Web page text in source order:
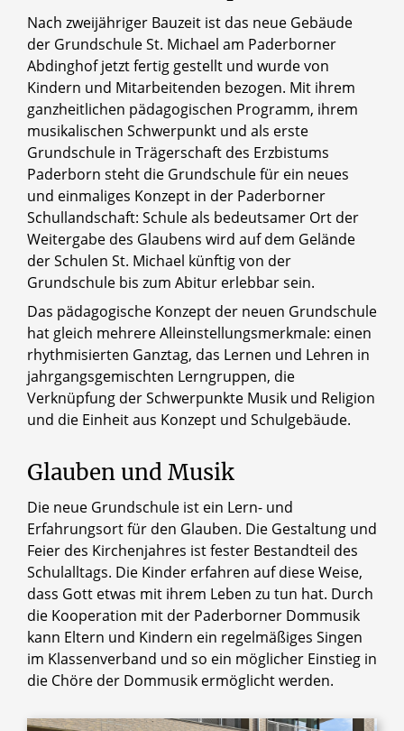
Nach zweijähriger Bauzeit ist das neue Gebäude
der Grundschule St. Michael am Paderborner
Abdinghof jetzt fertig gestellt und wurde von
Kindern und Mitarbeitenden bezogen. Mit ihrem
ganzheitlichen pädagogischen Programm, ihrem
musikalischen Schwerpunkt und als erste
Grundschule in Trägerschaft des Erzbistums
Paderborn steht die Grundschule für ein neues
und einmaliges Konzept in der Paderborner
Schullandschaft: Schule als bedeutsamer Ort der
Weitergabe des Glaubens wird auf dem Gelände
der Schulen St. Michael künftig von der
Grundschule bis zum Abitur erlebbar sein.
Das pädagogische Konzept der neuen Grundschule
hat gleich mehrere Alleinstellungsmerkmale: einen
rhythmisierten Ganztag, das Lernen und Lehren in
jahrgangsgemischten Lerngruppen, die
Verknüpfung der Schwerpunkte Musik und Religion
und die Einheit aus Konzept und Schulgebäude.
Glauben und Musik
Die neue Grundschule ist ein Lern- und
Erfahrungsort für den Glauben. Die Gestaltung und
Feier des Kirchenjahres ist fester Bestandteil des
Schulalltags. Die Kinder erfahren auf diese Weise,
dass Gott etwas mit ihrem Leben zu tun hat. Durch
die Kooperation mit der Paderborner Dommusik
kann Eltern und Kindern ein regelmäßiges Singen
im Klassenverband und so ein möglicher Einstieg in
die Chöre der Dommusik ermöglicht werden.